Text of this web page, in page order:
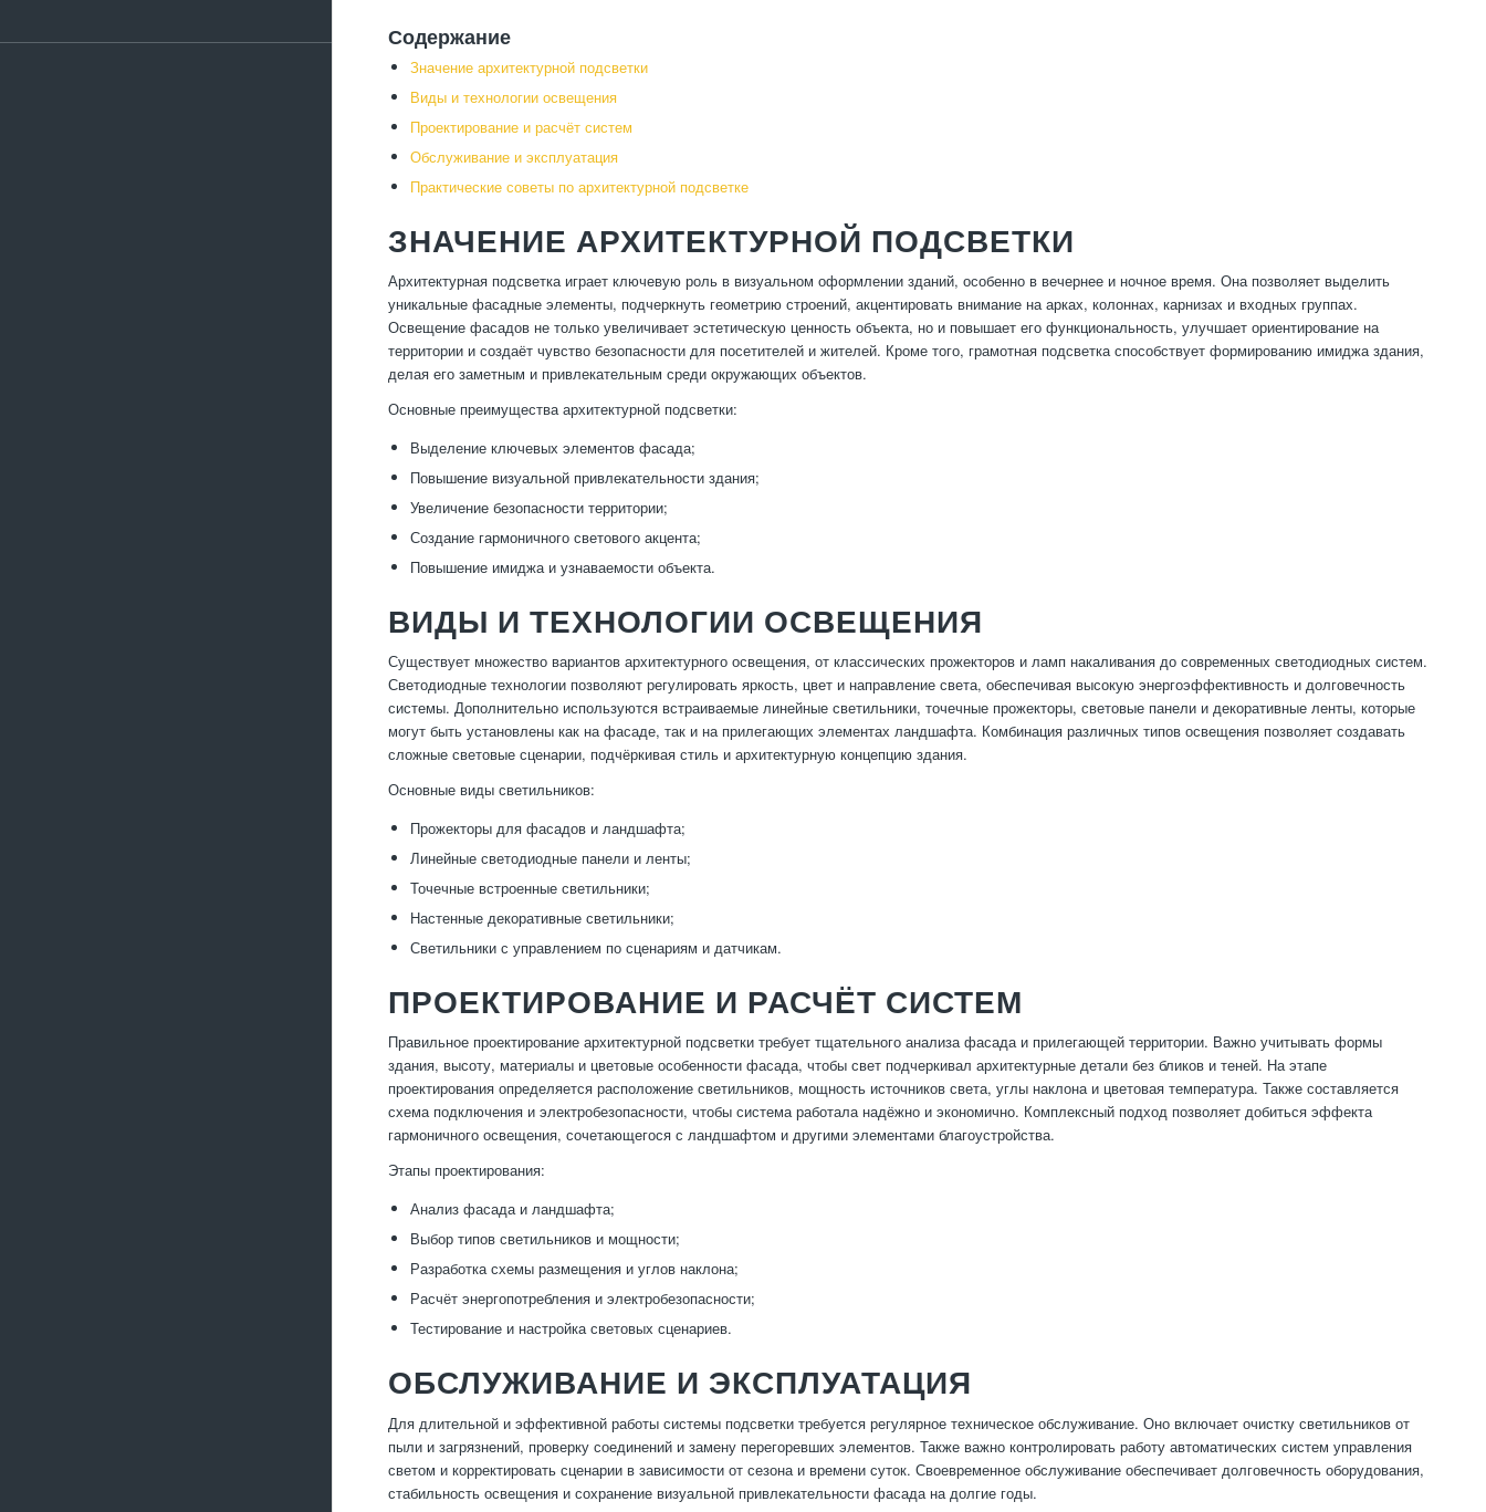
Содержание
Значение архитектурной подсветки
Виды и технологии освещения
Проектирование и расчёт систем
Обслуживание и эксплуатация
Практические советы по архитектурной подсветке
ЗНАЧЕНИЕ АРХИТЕКТУРНОЙ ПОДСВЕТКИ
Архитектурная подсветка играет ключевую роль в визуальном оформлении зданий, особенно в вечернее и ночное время. Она позволяет выделить
уникальные фасадные элементы, подчеркнуть геометрию строений, акцентировать внимание на арках, колоннах, карнизах и входных группах.
Освещение фасадов не только увеличивает эстетическую ценность объекта, но и повышает его функциональность, улучшает ориентирование на
территории и создаёт чувство безопасности для посетителей и жителей. Кроме того, грамотная подсветка способствует формированию имиджа здания,
делая его заметным и привлекательным среди окружающих объектов.
Основные преимущества архитектурной подсветки:
Выделение ключевых элементов фасада;
Повышение визуальной привлекательности здания;
Увеличение безопасности территории;
Создание гармоничного светового акцента;
Повышение имиджа и узнаваемости объекта.
ВИДЫ И ТЕХНОЛОГИИ ОСВЕЩЕНИЯ
Существует множество вариантов архитектурного освещения, от классических прожекторов и ламп накаливания до современных светодиодных систем.
Светодиодные технологии позволяют регулировать яркость, цвет и направление света, обеспечивая высокую энергоэффективность и долговечность
системы. Дополнительно используются встраиваемые линейные светильники, точечные прожекторы, световые панели и декоративные ленты, которые
могут быть установлены как на фасаде, так и на прилегающих элементах ландшафта. Комбинация различных типов освещения позволяет создавать
сложные световые сценарии, подчёркивая стиль и архитектурную концепцию здания.
Основные виды светильников:
Прожекторы для фасадов и ландшафта;
Линейные светодиодные панели и ленты;
Точечные встроенные светильники;
Настенные декоративные светильники;
Светильники с управлением по сценариям и датчикам.
ПРОЕКТИРОВАНИЕ И РАСЧЁТ СИСТЕМ
Правильное проектирование архитектурной подсветки требует тщательного анализа фасада и прилегающей территории. Важно учитывать формы
здания, высоту, материалы и цветовые особенности фасада, чтобы свет подчеркивал архитектурные детали без бликов и теней. На этапе
проектирования определяется расположение светильников, мощность источников света, углы наклона и цветовая температура. Также составляется
схема подключения и электробезопасности, чтобы система работала надёжно и экономично. Комплексный подход позволяет добиться эффекта
гармоничного освещения, сочетающегося с ландшафтом и другими элементами благоустройства.
Этапы проектирования:
Анализ фасада и ландшафта;
Выбор типов светильников и мощности;
Разработка схемы размещения и углов наклона;
Расчёт энергопотребления и электробезопасности;
Тестирование и настройка световых сценариев.
ОБСЛУЖИВАНИЕ И ЭКСПЛУАТАЦИЯ
Для длительной и эффективной работы системы подсветки требуется регулярное техническое обслуживание. Оно включает очистку светильников от
пыли и загрязнений, проверку соединений и замену перегоревших элементов. Также важно контролировать работу автоматических систем управления
светом и корректировать сценарии в зависимости от сезона и времени суток. Своевременное обслуживание обеспечивает долговечность оборудования,
стабильность освещения и сохранение визуальной привлекательности фасада на долгие годы.